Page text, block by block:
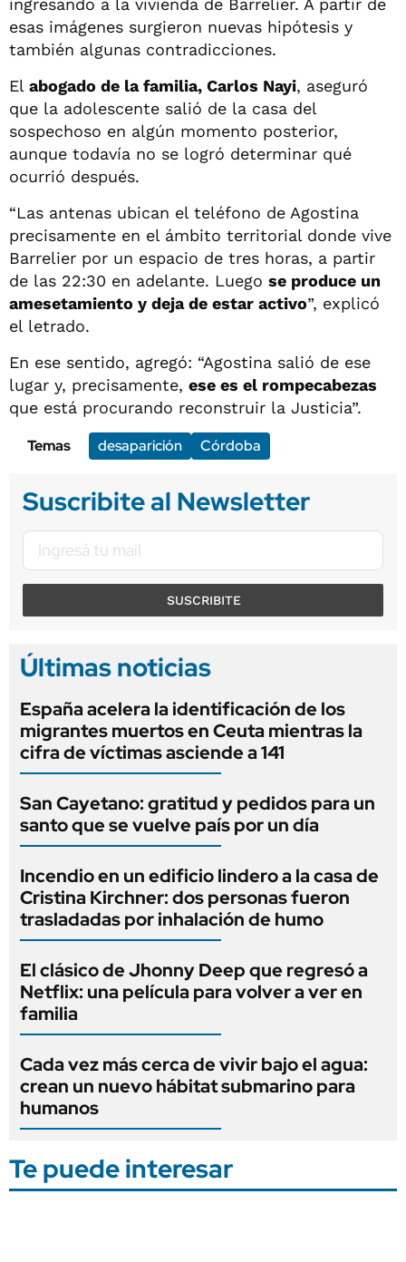
ingresando a la vivienda de Barrelier. A partir de
esas imágenes surgieron nuevas hipótesis y
también algunas contradicciones.
El abogado de la familia, Carlos Nayi, aseguró
que la adolescente salió de la casa del
sospechoso en algún momento posterior,
aunque todavía no se logró determinar qué
ocurrió después.
“Las antenas ubican el teléfono de Agostina
precisamente en el ámbito territorial donde vive
Barrelier por un espacio de tres horas, a partir
de las 22:30 en adelante. Luego se produce un
amesetamiento y deja de estar activo”, explicó
el letrado.
En ese sentido, agregó: “Agostina salió de ese
lugar y, precisamente, ese es el rompecabezas
que está procurando reconstruir la Justicia”.
Temas
desaparición Córdoba
Suscribite al Newsletter
SUSCRIBITE
Últimas noticias
España acelera la identificación de los
migrantes muertos en Ceuta mientras la
cifra de víctimas asciende a 141
San Cayetano: gratitud y pedidos para un
santo que se vuelve país por un día
Incendio en un edificio lindero a la casa de
Cristina Kirchner: dos personas fueron
trasladadas por inhalación de humo
El clásico de Jhonny Deep que regresó a
Netflix: una película para volver a ver en
familia
Cada vez más cerca de vivir bajo el agua:
crean un nuevo hábitat submarino para
humanos
Te puede interesar